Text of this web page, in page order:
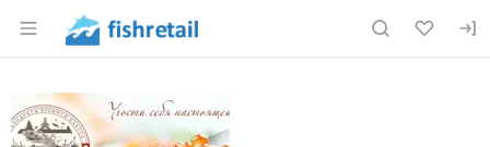
Раздел навигации по сайту fishretail.ru
Страница компании
Страница компании BSK -FISH, ИП
Краткая информация о компании